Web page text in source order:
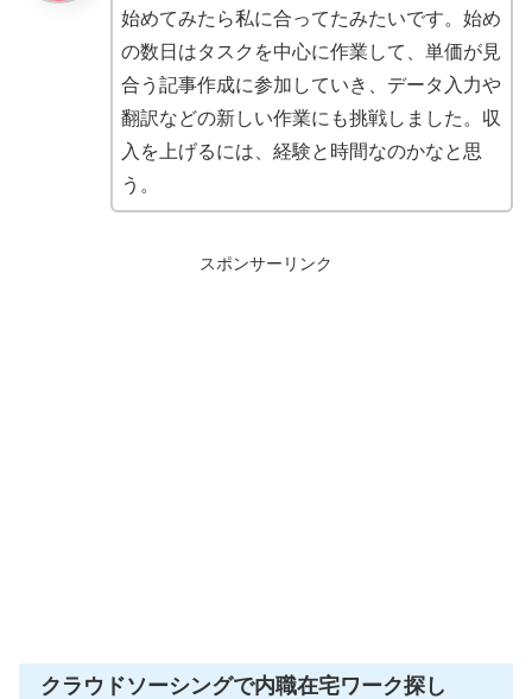
始めてみたら私に合ってたみたいです。始め
の数日はタスクを中心に作業して、単価が見
合う記事作成に参加していき、データ入力や
翻訳などの新しい作業にも挑戦しました。収
入を上げるには、経験と時間なのかなと思
う。
スポンサーリンク
クラウドソーシングで内職在宅ワーク探し